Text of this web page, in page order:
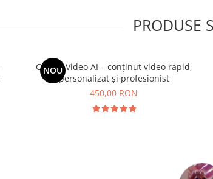
PRODUSE
NOU
Creare Video AI – conținut video rapid,
personalizat și profesionist
450,00 RON